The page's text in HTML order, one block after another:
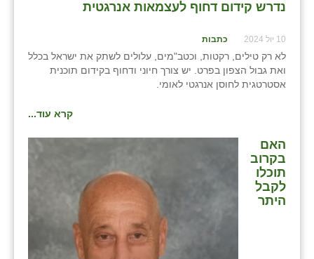
נדרש קידום דחוף לעצמאות אנרגטית
10 יול 2024 כתבות
לא רק טילים, רקטות, וכטב"מים, עלולים לשתק את ישראל בכלל
ואת גבול הצפון בפרט. יש צורך חיוני ודחוף בקידום תוכנית
אסטרטגית לחוסן אנרגטי לאומי.
קרא עוד...
האם
בקרוב
תוכלו
לקבל
היתר